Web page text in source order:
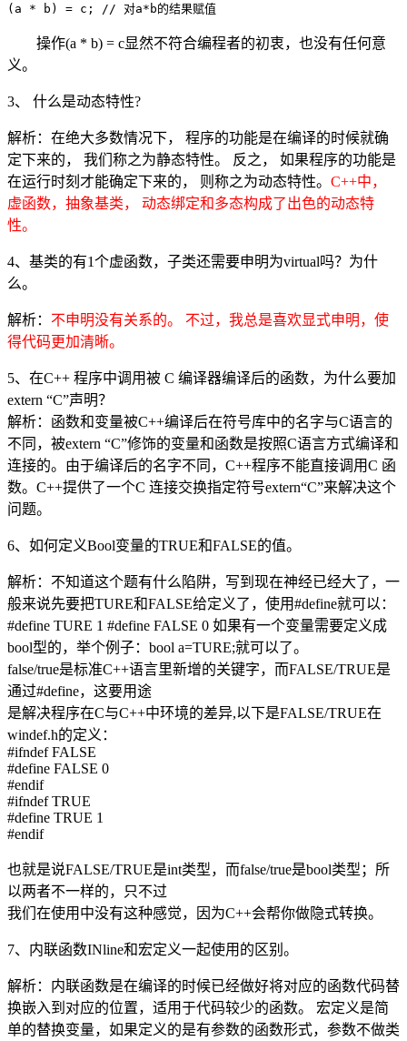
操作(a * b) = c显然不符合编程者的初衷，也没有任何意
义。
3、 什么是动态特性?
解析：在绝大多数情况下， 程序的功能是在编译的时候就确
定下来的， 我们称之为静态特性。 反之， 如果程序的功能是
在运行时刻才能确定下来的， 则称之为动态特性。 C++中，
虚函数，抽象基类， 动态绑定和多态构成了出色的动态特
性。
4、基类的有1个虚函数，子类还需要申明为virtual吗？为什
么。
解析： 不申明没有关系的。 不过，我总是喜欢显式申明，使
得代码更加清晰。
5、在C++ 程序中调用被 C 编译器编译后的函数，为什么要加
extern “C”声明？
解析：函数和变量被C++编译后在符号库中的名字与C语言的
不同，被extern “C”修饰的变量和函数是按照C语言方式编译和
连接的。由于编译后的名字不同，C++程序不能直接调用C 函
数。C++提供了一个C 连接交换指定符号extern“C”来解决这个
问题。
6、如何定义Bool变量的TRUE和FALSE的值。
解析：不知道这个题有什么陷阱，写到现在神经已经大了，一
般来说先要把TURE和FALSE给定义了，使用#define就可以：
#define TURE 1 #define FALSE 0 如果有一个变量需要定义成
bool型的，举个例子：bool a=TURE;就可以了。
false/true是标准C++语言里新增的关键字，而FALSE/TRUE是
通过#define，这要用途
是解决程序在C与C++中环境的差异,以下是FALSE/TRUE在
windef.h的定义：
#ifndef FALSE
#define FALSE 0
#endif
#ifndef TRUE
#define TRUE 1
#endif
也就是说FALSE/TRUE是int类型，而false/true是bool类型；所
以两者不一样的，只不过
我们在使用中没有这种感觉，因为C++会帮你做隐式转换。
7、内联函数INline和宏定义一起使用的区别。
解析：内联函数是在编译的时候已经做好将对应的函数代码替
换嵌入到对应的位置，适用于代码较少的函数。 宏定义是简
单的替换变量，如果定义的是有参数的函数形式，参数不做类